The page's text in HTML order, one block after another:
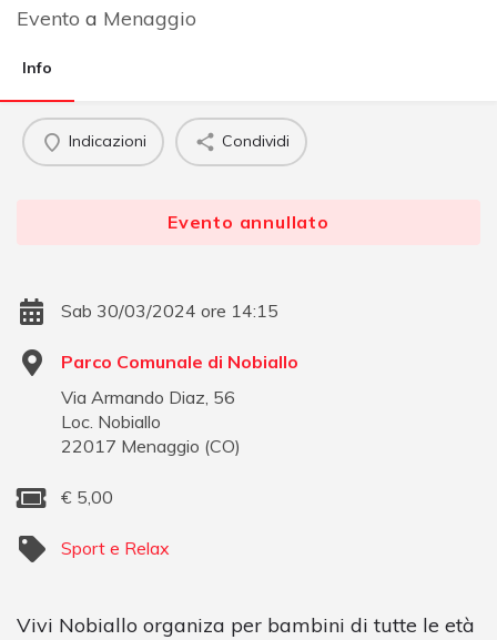
Evento a Menaggio
Info
Indicazioni Condividi
Evento annullato
Sab 30/03/2024 ore 14:15
Parco Comunale di Nobiallo
Via Armando Diaz, 56
Loc. Nobiallo
22017 Menaggio (CO)
€ 5,00
Sport e Relax
Vivi Nobiallo organiza per bambini di tutte le età